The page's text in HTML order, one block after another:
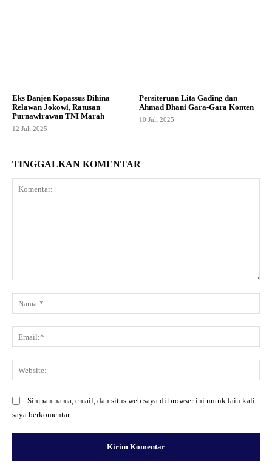
Eks Danjen Kopassus Dihina
Relawan Jokowi, Ratusan
Purnawirawan TNI Marah
12 Juli 2025
Persiteruan Lita Gading dan
Ahmad Dhani Gara-Gara Konten
10 Juli 2025
TINGGALKAN KOMENTAR
Simpan nama, email, dan situs web saya di browser ini untuk lain kali
saya berkomentar.